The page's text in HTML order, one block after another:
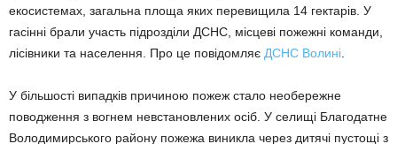
екосистемах, загальна площа яких перевищила 14 гектарів. У
гасінні брали участь підрозділи ДСНС, місцеві пожежні команди,
лісівники та населення. Про це повідомляє ДСНС Волині
У більшості випадків причиною пожеж стало необережне
поводження з вогнем невстановлених осіб. У селищі Благодатне
Володимирського району пожежа виникла через дитячі пустощі з